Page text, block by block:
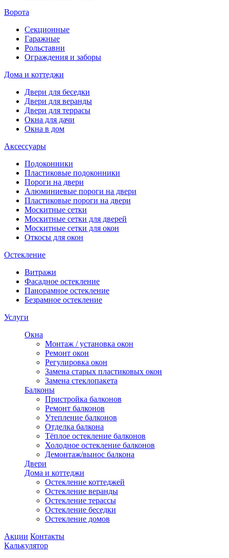
Ворота
Секционные
Гаражные
Рольставни
Ограждения и заборы
Дома и коттеджи
Двери для беседки
Двери для веранды
Двери для террасы
Окна для дачи
Окна в дом
Аксессуары
Подоконники
Пластиковые подоконники
Пороги на двери
Алюминиевые пороги на двери
Пластиковые пороги на двери
Москитные сетки
Москитные сетки для дверей
Москитные сетки для окон
Откосы для окон
Остекление
Витражи
Фасадное остекление
Панорамное остекление
Безрамное остекление
Услуги
Окна
Монтаж / установка окон
Ремонт окон
Регулировка окон
Замена старых пластиковых окон
Замена стеклопакета
Балконы
Пристройка балконов
Ремонт балконов
Утепление балконов
Отделка балкона
Тёплое остекление балконов
Холодное остекление балконов
Демонтаж/вынос балкона
Двери
Дома и коттеджи
Остекление коттеджей
Остекление веранды
Остекление терассы
Остекление беседки
Остекление домов
Акции Контакты
Калькулятор